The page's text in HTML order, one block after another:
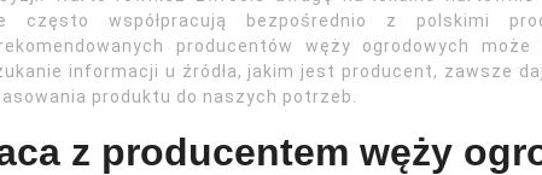
często współpracują bezpośrednio z polskimi
producentów węży ogrodowych może
informacji u źródła, jakim jest producent, zawsze
produktu do naszych potrzeb.
z producentem węży